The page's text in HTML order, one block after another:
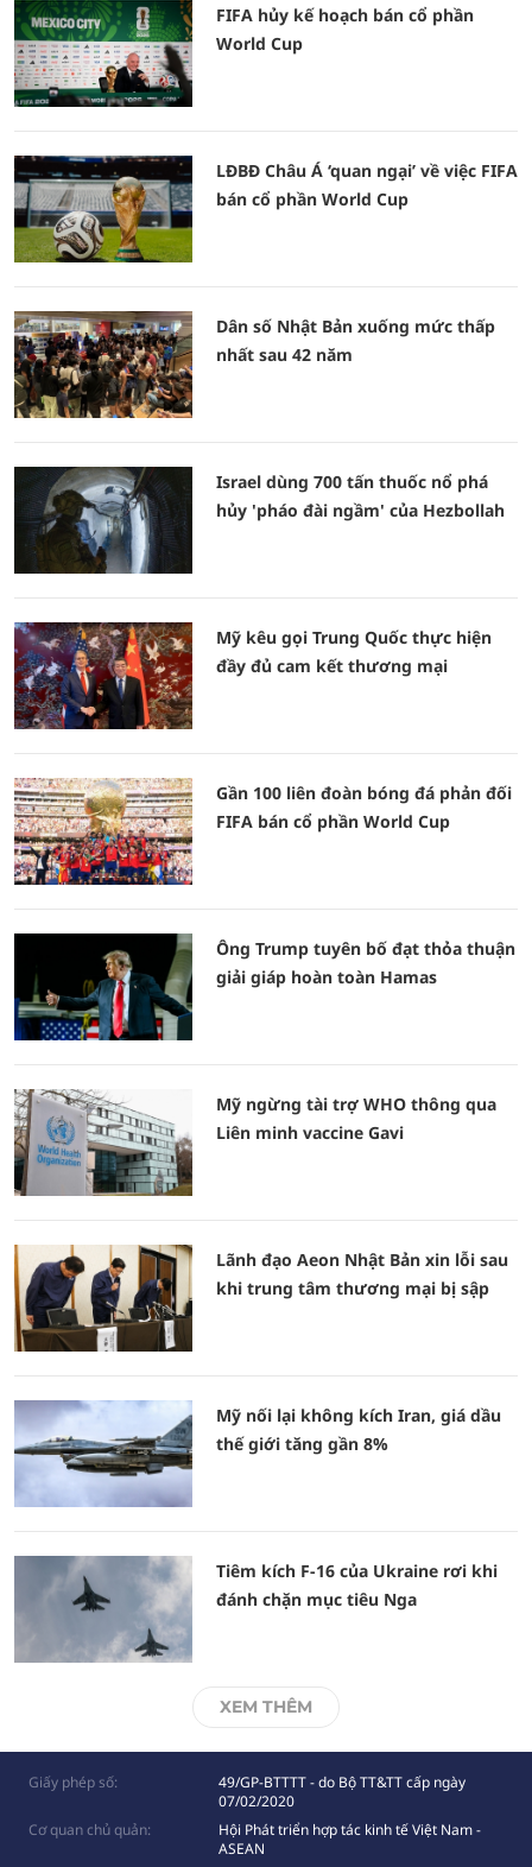
FIFA hủy kế hoạch bán cổ phần
World Cup
LĐBĐ Châu Á ‘quan ngại’ về việc FIFA
bán cổ phần World Cup
Dân số Nhật Bản xuống mức thấp
nhất sau 42 năm
Israel dùng 700 tấn thuốc nổ phá
hủy 'pháo đài ngầm' của Hezbollah
Mỹ kêu gọi Trung Quốc thực hiện
đầy đủ cam kết thương mại
Gần 100 liên đoàn bóng đá phản đối
FIFA bán cổ phần World Cup
Ông Trump tuyên bố đạt thỏa thuận
giải giáp hoàn toàn Hamas
Mỹ ngừng tài trợ WHO thông qua
Liên minh vaccine Gavi
Lãnh đạo Aeon Nhật Bản xin lỗi sau
khi trung tâm thương mại bị sập
Mỹ nối lại không kích Iran, giá dầu
thế giới tăng gần 8%
Tiêm kích F-16 của Ukraine rơi khi
đánh chặn mục tiêu Nga
XEM THÊM
Giấy phép số:
49/GP-BTTTT - do Bộ TT&TT cấp ngày
07/02/2020
Cơ quan chủ quản:
Hội Phát triển hợp tác kinh tế Việt Nam -
ASEAN